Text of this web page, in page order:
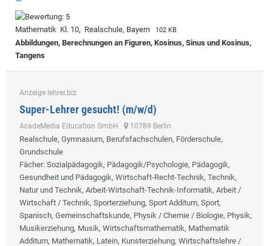
Mathematik Kl. 10, Realschule, Bayern 102 KB
Abbildungen, Berechnungen an Figuren, Kosinus, Sinus und Kosinus,
Tangens
Anzeige lehrer.biz
Super-Lehrer gesucht! (m/w/d)
AcadeMedia Education GmbH 10789 Berlin
Realschule, Gymnasium, Berufsfachschulen, Förderschule,
Grundschule
Fächer: Sozialpädagogik, Pädagogik/Psychologie, Pädagogik,
Gesundheit und Pädagogik, Wirtschaft-Recht-Technik, Technik,
Natur und Technik, Arbeit-Wirtschaft-Technik-Informatik, Arbeit /
Wirtschaft / Technik, Sporterziehung, Sport Additum, Sport,
Spanisch, Gemeinschaftskunde, Physik / Chemie / Biologie, Physik,
Musikerziehung, Musik, Wirtschaftsmathematik, Mathematik
Additum, Mathematik, Latein, Kunsterziehung, Wirtschaftslehre /